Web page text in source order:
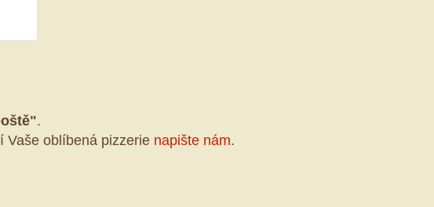
.
Vaše oblíbená pizzerie napište nám.